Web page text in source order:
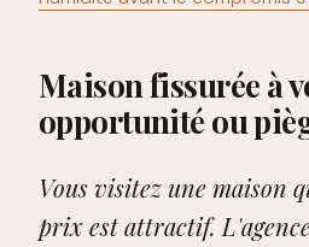
Maison fissurée à
opportunité ou
Vous visitez une maison
prix est attractif.